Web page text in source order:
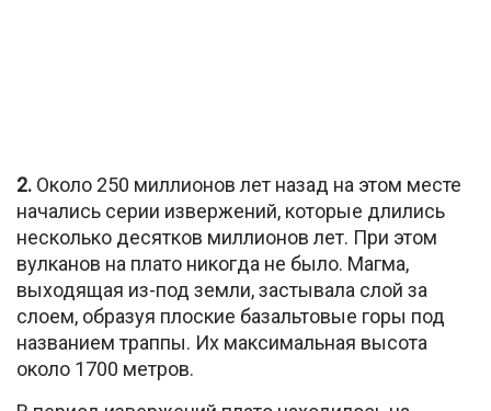
2. Около 250 миллионов лет назад на этом месте
начались серии извержений, которые длились
несколько десятков миллионов лет. При этом
вулканов на плато никогда не было. Магма,
выходящая из-под земли, застывала слой за
слоем, образуя плоские базальтовые горы под
названием траппы. Их максимальная высота
около 1700 метров.